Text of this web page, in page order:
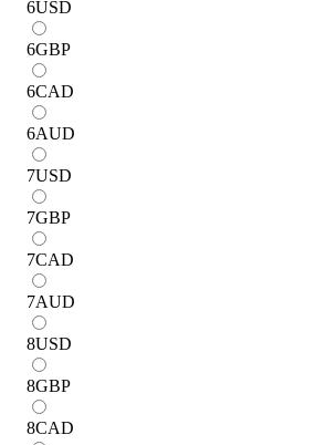
6USD
6GBP
6CAD
6AUD
7USD
7GBP
7CAD
7AUD
8USD
8GBP
8CAD